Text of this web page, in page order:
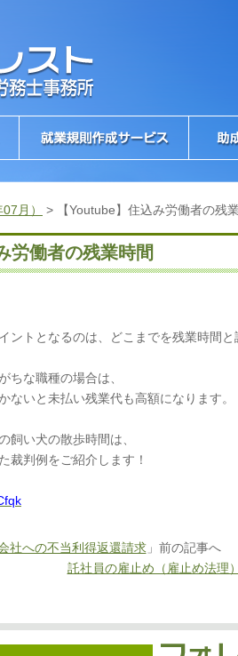
月） > 【Youtube】住込み労働者の残
労働者の残業時間
ントとなるのは、どこまでを残業時間
ちな職種の場合は、
ないと未払い残業代も高額になります。
飼い犬の散歩時間は、
裁判例をご紹介します！
社への不当利得返還請求」前の記事へ
託社員の雇止め（雇止め法理